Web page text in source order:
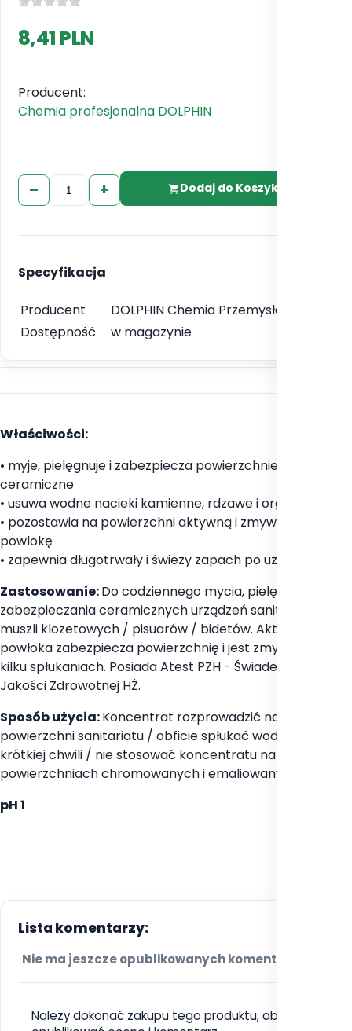
8,41 PLN
Producent:
Chemia profesjonalna DOLPHIN
+
– Dodaj do Koszyka
Specyfikacja
Producent
DOLPHIN Chemia Przemysłowa
Dostępność
w magazynie
Właściwości:
• myje, pielęgnuje i zabezpiecza powierzchnie
ceramiczne
• usuwa wodne nacieki kamienne, rdzawe i organiczne
• pozostawia na powierzchni aktywną i zmywalną
powlokę
• zapewnia długotrwały i świeży zapach po użyciu
Zastosowanie:Do codziennego mycia, pielęgnacji i
zabezpieczania ceramicznych urządzeń sanitarnych -
muszli klozetowych / pisuarów / bidetów. Aktywna
powłoka zabezpiecza powierzchnię i jest zmywalna po
kilku spłukaniach. Posiada Atest PZH - Świadectwo
Jakości Zdrowotnej HŻ.
Sposób użycia:Koncentrat rozprowadzić na
powierzchni sanitariatu / obficie spłukać wodą po
krótkiej chwili / nie stosować koncentratu na
powierzchniach chromowanych i emaliowanych.
pH 1
Lista komentarzy:
Nie ma jeszcze opublikowanych komentarzy.
Należy dokonać zakupu tego produktu, aby móc